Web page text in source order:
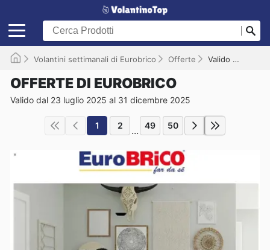
Volantini settimanali di Eurobrico Offerte Valido fino al 31/12/2025
OFFERTE DI EUROBRICO
Valido dal 23 luglio 2025 al 31 dicembre 2025
1 2 ... 49 50